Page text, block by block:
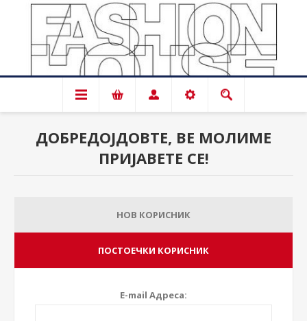
ДОБРЕДОЈДОВТЕ, ВЕ МОЛИМЕ
ПРИЈАВЕТЕ СЕ!
НОВ КОРИСНИК
ПОСТОЕЧКИ КОРИСНИК
E-mail Адреса: